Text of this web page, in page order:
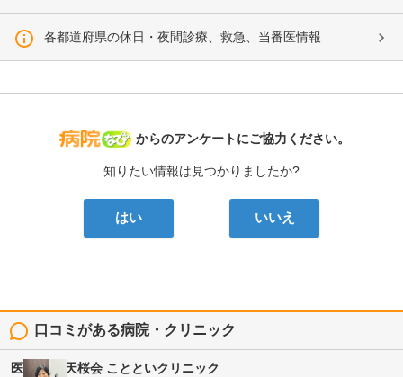
各都道府県の休日・夜間診療、救急、当番医情報
病院なび
からのアンケートにご協力ください。
知りたい情報は見つかりましたか?
はい いいえ
口コミがある病院・クリニック
医療法人 天桜会 ことといクリニック